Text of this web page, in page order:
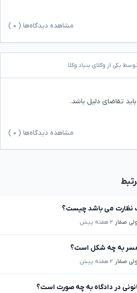
مشاهده دیدگاه‌ها ( ۰
یکی از وکلای بنیاد وکلا
تقاضای دلیل باشد.
مشاهده دیدگاه‌ها ( ۰
نظارت می باشد چیست؟
صفار ۲ هفته پیش
به چه شکل است؟
صفار ۲ هفته پیش
در دادگاه به چه صورت است؟